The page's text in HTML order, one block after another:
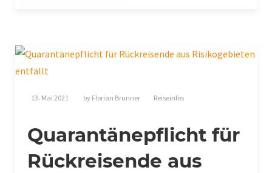
13. Mai 2021 by Florian Brunner Reiseinfos
Quarantänepflicht für
Rückreisende aus